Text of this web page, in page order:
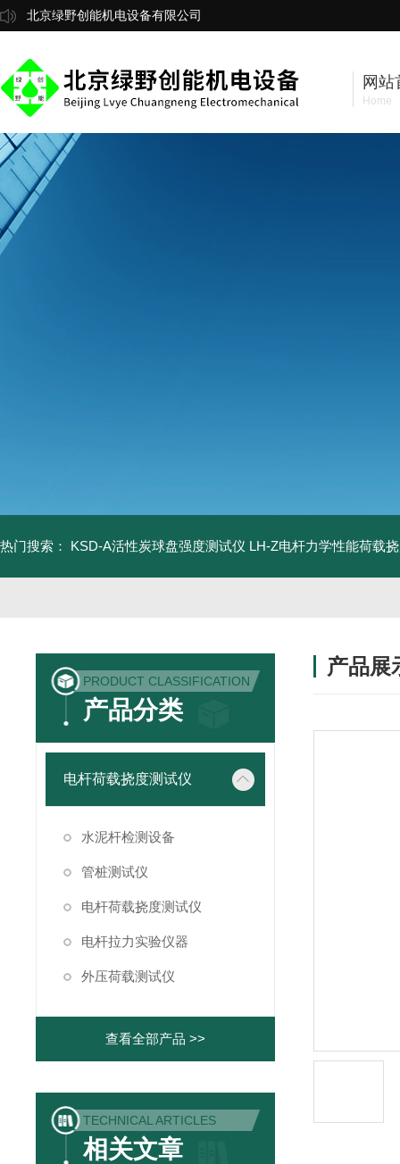
北京绿野创能机电设备有限公司
网站
Home
热门搜索： KSD-A活性炭球盘强度测试仪 LH-Z电杆力学性能荷载
PRODUCT CLASSIFICATION
产品分类
电杆荷载挠度测试仪
水泥杆检测设备
管桩测试仪
电杆荷载挠度测试仪
电杆拉力实验仪器
外压荷载测试仪
查看全部产品 >>
TECHNICAL ARTICLES
相关文章
产品展